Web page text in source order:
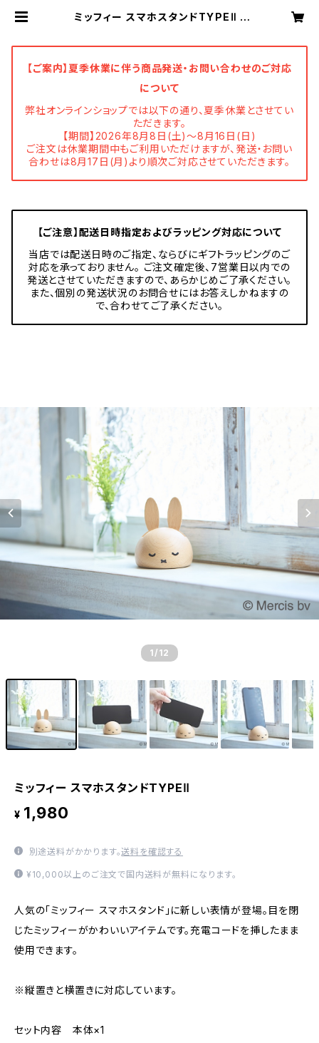
ミッフィー スマホスタンドTYPEⅡ |
【ご案内】夏季休業に伴う商品発送・お問い合わせのご対応
について
弊社オンラインショップでは以下の通り、夏季休業とさせてい
ただきます。
【期間】2026年8月8日(土)～8月16日(日)
ご注文は休業期間中もご利用いただけますが、発送・お問い
合わせは8月17日(月)より順次ご対応させていただきます。
【ご注意】配送日時指定およびラッピング対応について
当店では配送日時のご指定、ならびにギフトラッピングのご
対応を承っておりません。 ご注文確定後、7営業日以内での
発送とさせていただきますので、あらかじめご了承ください。
また、個別の発送状況のお問合せにはお答えしかねますの
で、合わせてご了承ください。
1 /12
ミッフィー スマホスタンドTYPEⅡ
¥ 1,980
別途送料がかかります。送料を確認する
¥10,000以上のご注文で国内送料が無料になります。
人気の「ミッフィー スマホスタンド」に新しい表情が登場。目を閉
じたミッフィーがかわいいアイテムです。充電コードを挿したまま
使用できます。
※縦置きと横置きに対応しています。
セット内容 本体×1